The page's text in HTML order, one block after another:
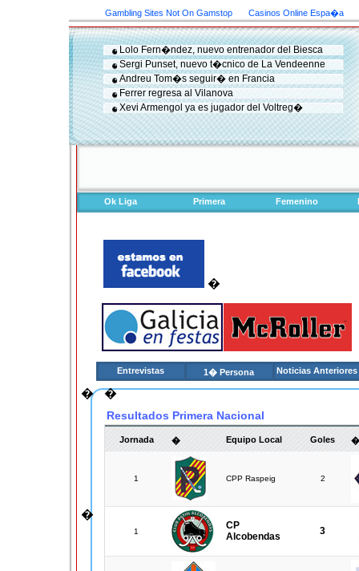
Gambling Sites Not On Gamstop Casinos Online Espa�a
Lolo Fern�ndez, nuevo entrenador del Biesca
Sergi Punset, nuevo t�cnico de La Vendeenne
Andreu Tom�s seguir� en Francia
Ferrer regresa al Vilanova
Xevi Armengol ya es jugador del Voltreg�
Ok Liga Primera Femenino
�
Entrevistas 1� Persona Noticias Anteriores
� �
�
Resultados Primera Nacional
Jornada � Equipo Local Goles �
1 CPP Raspeig 2
1
CP
Alcobendas
3